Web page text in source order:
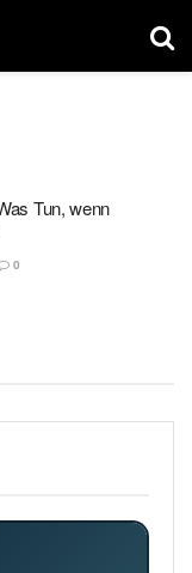
Tun, wenn
0